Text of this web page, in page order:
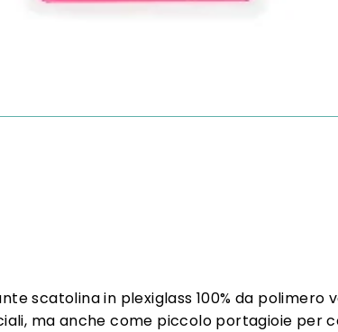
scatolina in plexiglass 100% da
ma anche come piccolo portagioie per